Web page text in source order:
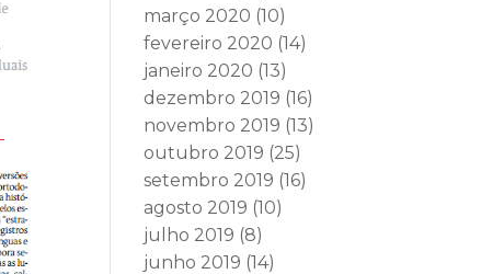
março 2020 (10)
fevereiro 2020 (14)
janeiro 2020 (13)
dezembro 2019 (16)
novembro 2019 (13)
outubro 2019 (25)
setembro 2019 (16)
agosto 2019 (10)
julho 2019 (8)
junho 2019 (14)